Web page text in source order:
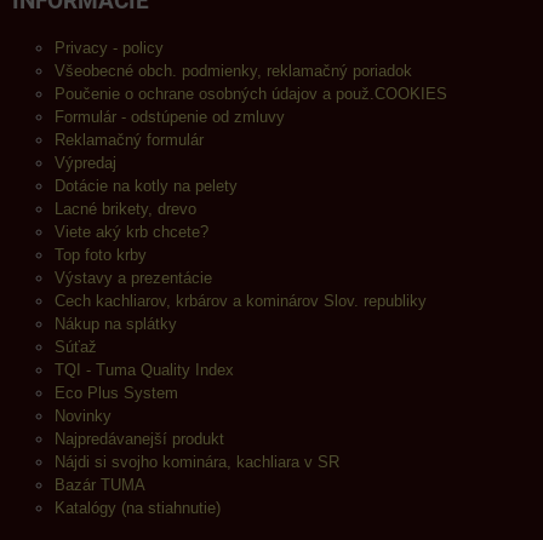
Privacy - policy
Všeobecné obch. podmienky, reklamačný poriadok
Poučenie o ochrane osobných údajov a použ.COOKIES
Formulár - odstúpenie od zmluvy
Reklamačný formulár
Výpredaj
Dotácie na kotly na pelety
Lacné brikety, drevo
Viete aký krb chcete?
Top foto krby
Výstavy a prezentácie
Cech kachliarov, krbárov a kominárov Slov. republiky
Nákup na splátky
Súťaž
TQI - Tuma Quality Index
Eco Plus System
Novinky
Najpredávanejší produkt
Nájdi si svojho kominára, kachliara v SR
Bazár TUMA
Katalógy (na stiahnutie)